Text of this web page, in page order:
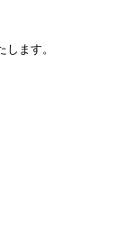
ます。